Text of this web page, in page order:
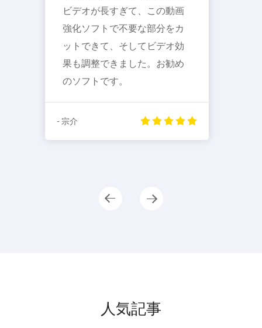
ビデオが長すぎて、この動画
強化ソフトで不要な部分をカ
ットできて、そしてビデオ効
果も調整できました。お勧め
のソフトです。
- 宗介
人気記事